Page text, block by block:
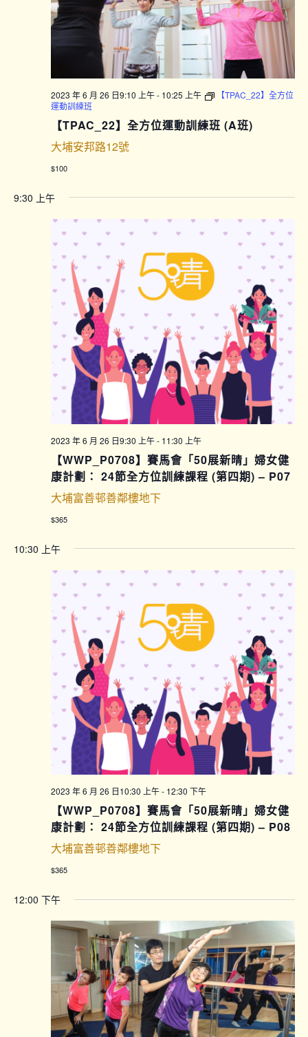
2023 年 6 月 26 日9:10 上午- 10:25 上午
【TPAC_22】全方位
運動訓練班
【TPAC_22】全方位運動訓練班 (A班)
大埔安邦路12號
$100
9:30 上午
2023 年 6 月 26 日9:30 上午- 11:30 上午
【WWP_P0708】賽馬會「50展新晴」婦女健
康計劃： 24節全方位訓練課程 (第四期) – P07
大埔富善邨善鄰樓地下
$365
10:30 上午
2023 年 6 月 26 日10:30 上午- 12:30 下午
【WWP_P0708】賽馬會「50展新晴」婦女健
康計劃： 24節全方位訓練課程 (第四期) – P08
大埔富善邨善鄰樓地下
$365
12:00 下午